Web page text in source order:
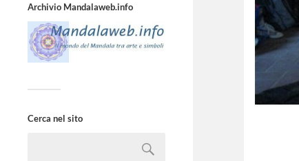
Archivio Mandalaweb.info
Cerca nel sito